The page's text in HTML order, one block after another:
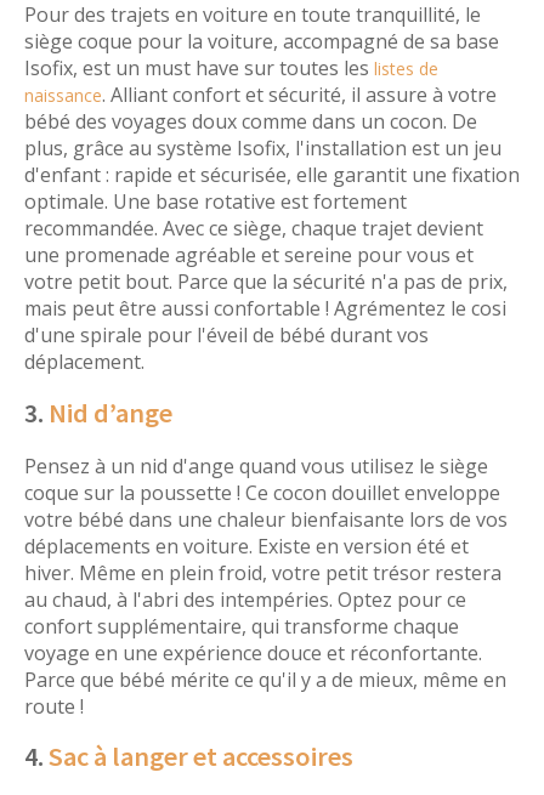
Pour des trajets en voiture en toute tranquillité, le
siège coque pour la voiture, accompagné de sa base
Isofix, est un must have sur toutes les listes de
naissance. Alliant confort et sécurité, il assure à votre
bébé des voyages doux comme dans un cocon. De
plus, grâce au système Isofix, l'installation est un jeu
d'enfant : rapide et sécurisée, elle garantit une fixation
optimale. Une base rotative est fortement
recommandée. Avec ce siège, chaque trajet devient
une promenade agréable et sereine pour vous et
votre petit bout. Parce que la sécurité n'a pas de prix,
mais peut être aussi confortable ! Agrémentez le cosi
d'une spirale pour l'éveil de bébé durant vos
déplacement.
3. Nid d’ange
Pensez à un nid d'ange quand vous utilisez le siège
coque sur la poussette ! Ce cocon douillet enveloppe
votre bébé dans une chaleur bienfaisante lors de vos
déplacements en voiture. Existe en version été et
hiver. Même en plein froid, votre petit trésor restera
au chaud, à l'abri des intempéries. Optez pour ce
confort supplémentaire, qui transforme chaque
voyage en une expérience douce et réconfortante.
Parce que bébé mérite ce qu'il y a de mieux, même en
route !
4.Sac à langer et accessoires